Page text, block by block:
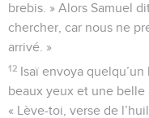
brebis. » Alors Samuel
chercher, car nous ne
arrivé. »
12 Isaï envoya
beaux yeux et une belle
« Lève-toi, verse de